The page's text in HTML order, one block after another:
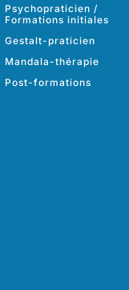
Psychopraticien /
Formations initiales
Gestalt-praticien
Mandala-thérapie
Post-formations